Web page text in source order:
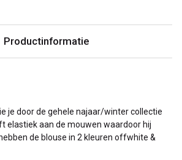
Productinformatie
je door de gehele najaar/winter collectie
elastiek aan de mouwen waardoor hij
de blouse in 2 kleuren offwhite &